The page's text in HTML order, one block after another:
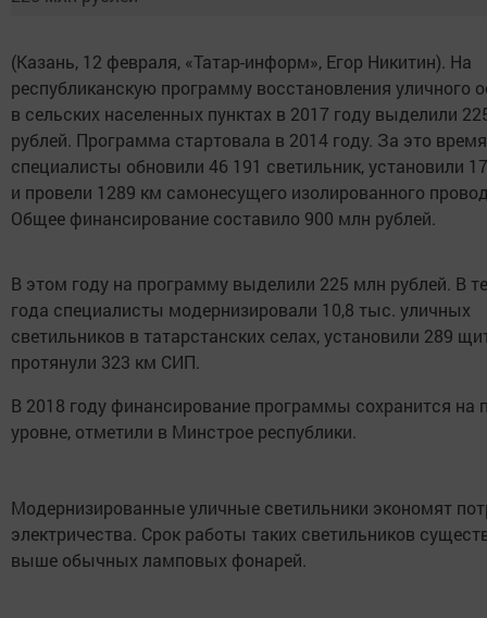
(Казань, 12 февраля, «Татар-информ», Егор Никитин). На
республиканскую программу восстановления уличного
в сельских населенных пунктах в 2017 году выделили
рублей. Программа стартовала в 2014 году. За это время
специалисты обновили 46 191 светильник, установили
и провели 1289 км самонесущего изолированного
Общее финансирование составило 900 млн рублей.
В этом году на программу выделили 225 млн рублей. В
года специалисты модернизировали 10,8 тыс. уличных
светильников в татарстанских селах, установили 289
протянули 323 км СИП.
В 2018 году финансирование программы сохранится на
уровне, отметили в Минстрое республики.
Модернизированные уличные светильники экономят
электричества. Срок работы таких светильников
выше обычных ламповых фонарей.